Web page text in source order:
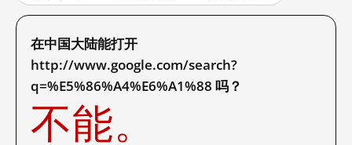
在中国大陆能打开
http://www.google.com/search?
q=%E5%86%A4%E6%A1%88 吗？
不能。